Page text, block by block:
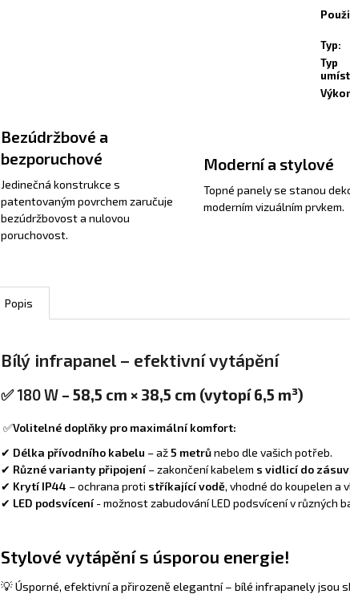
Typ:
Typ
Bezúdržbové a
bezporuchové
Jedinečná konstrukce s
patentovaným povrchem zaručuje
bezúdržbovost a nulovou
poruchovost.
Moderní a stylové
Topné panely se stanou
moderním vizuálním prvkem.
Popis
Bílý infrapanel – efektivní vytápění
✅180 W – 58,5 cm × 38,5 cm (vytopí 6,5 m³)
✅Volitelné doplňky pro maximální komfort:
✔ Délka přívodního kabelu – až5 metrůnebo dle vašich potřeb.
✔ Různé varianty připojení – zakončení kabelem s vidlicí do
✔ Krytí IP44 – ochrana proti stříkající vodě, vhodné do koupelen a
✔ LED podsvícení - možnost zabudování LED podsvícení v různých
Stylové vytápění s úsporou energie!
💡 Úsporné, efektivní a přirozeně elegantní – bílé infrapanely jsou